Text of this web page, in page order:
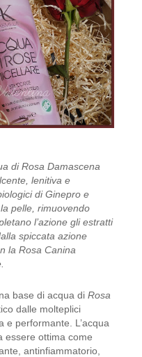
di Rosa Damascena
lenitiva e
di Ginepro e
pelle, rimuovendo
l’azione gli estratti
spiccata azione
la Rosa Canina
base di acqua di Rosa
dalle molteplici
e performante. L’acqua
essere ottima come
antinfiammatorio,